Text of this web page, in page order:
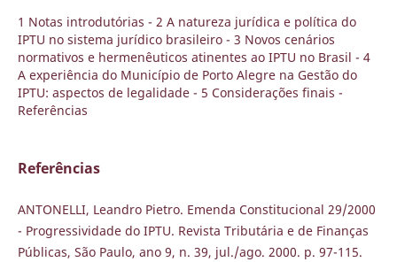
1 Notas introdutórias - 2 A natureza jurídica e política do
IPTU no sistema jurídico brasileiro - 3 Novos cenários
normativos e hermenêuticos atinentes ao IPTU no Brasil - 4
A experiência do Município de Porto Alegre na Gestão do
IPTU: aspectos de legalidade - 5 Considerações finais -
Referências
Referências
ANTONELLI, Leandro Pietro. Emenda Constitucional 29/2000
- Progressividade do IPTU. Revista Tributária e de Finanças
Públicas, São Paulo, ano 9, n. 39, jul./ago. 2000. p. 97-115.